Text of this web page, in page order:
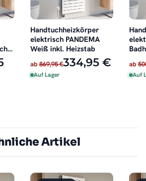
Handtuchheizkörper
elektrisch PANDEMA
Weiß inkl. Heizstab
ab 869,95 €334,95 €
Auf Lager
ab
Auf
Artikel